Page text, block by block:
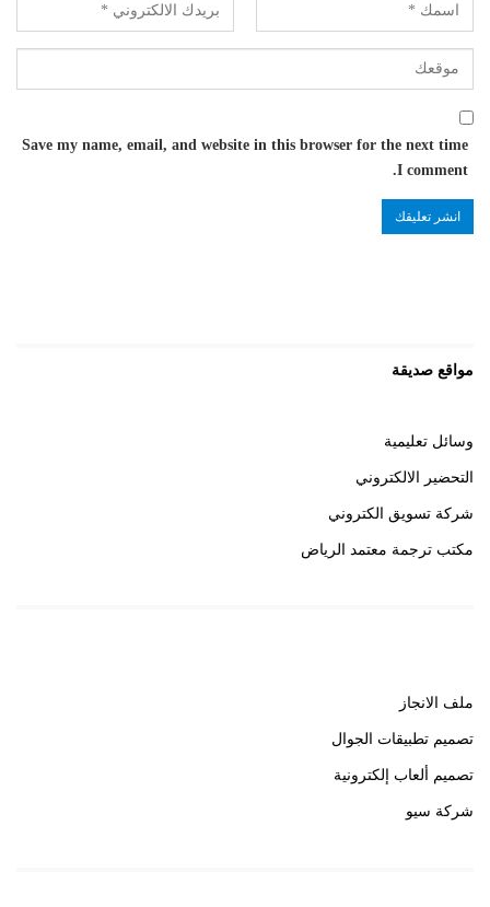
Save my name, email, and website in this browser for the next time
I comment.
مواقع صديقة
وسائل تعليمية
التحضير الالكتروني
شركة تسويق الكتروني
مكتب ترجمة معتمد الرياض
ملف الانجاز
تصميم تطبيقات الجوال
تصميم ألعاب إلكترونية
شركة سيو